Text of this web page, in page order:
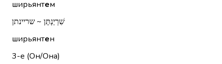
ширьянтем
שִׁרְיַנְתֶּן ~ שריינתן
ширьянтен
3-е (Он/Она)